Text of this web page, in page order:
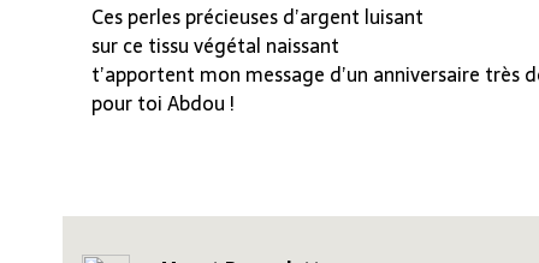
Ces perles précieuses d’argent luisant
sur ce tissu végétal naissant
t’apportent mon message d’un anniversaire très
pour toi Abdou !